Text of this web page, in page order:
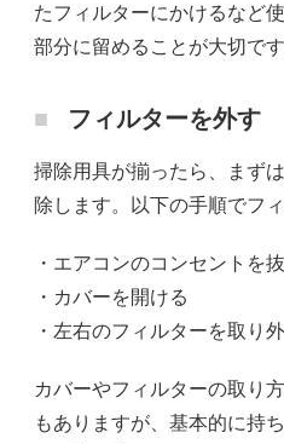
たフィルターにかけるなど
部分に留めることが大切です
フィルターを外す
掃除用具が揃ったら、まず
除します。以下の手順でフ
・エアコンのコンセントを抜
・カバーを開ける
・左右のフィルターを取り
カバーやフィルターの取り
もありますが、基本的に持